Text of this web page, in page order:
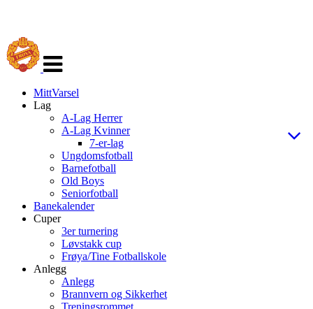
navigasjon
MittVarsel
Lag
A-Lag Herrer
A-Lag Kvinner
7-er-lag
Ungdomsfotball
Barnefotball
Old Boys
Seniorfotball
Banekalender
Cuper
3er turnering
Løvstakk cup
Frøya/Tine Fotballskole
Anlegg
Anlegg
Brannvern og Sikkerhet
Treningsrommet